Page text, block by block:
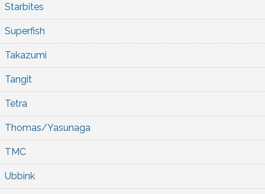
Starbites
Superfish
Takazumi
Tangit
Tetra
Thomas/Yasunaga
TMC
Ubbink